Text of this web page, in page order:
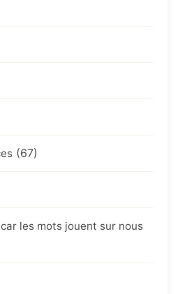
(67)
les mots jouent sur nous